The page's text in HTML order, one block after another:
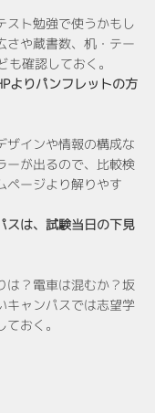
スト勉強で使うかもし
さや蔵書数、机・テー
も確認しておく。
よりパンフレットの方
ザインや情報の構成な
ーが出るので、比較検
ページより解りやす
スは、試験当日の下見
は？電車は混むか？坂
キャンパスでは志望学
おく。